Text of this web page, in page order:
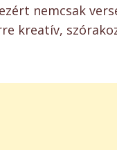
nemcsak
kreatív,